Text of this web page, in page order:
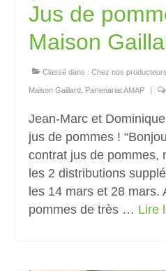
Jus de
Maison
Classé dans : Chez nos
Maison Gaillard Partenariat AMAP
Jean-Marc et
jus de pommes !
contrat jus de pommes,
les 2 distributions
les 14 mars et 28 mars.
pommes de très … Lire